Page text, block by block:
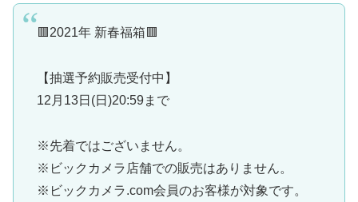
🟥2021年 新春福箱🟥
【抽選予約販売受付中】
12月13日(日)20:59まで
※先着ではございません。
※ビックカメラ店舗での販売はありません。
※ビックカメラ.com会員のお客様が対象です。